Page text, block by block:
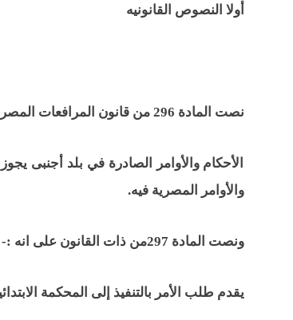
أولا النصوص القانونيه
نصت المادة 296 من قانون المرافعات المصرى على انه
الأحكام والأوامر الصادرة في بلد أجنبى
والأوامر المصرية فيه.
ونصت المادة 297من ذات القانون على انه :-
يقدم طلب الأمر بالتنفيذ إلى المحكمة